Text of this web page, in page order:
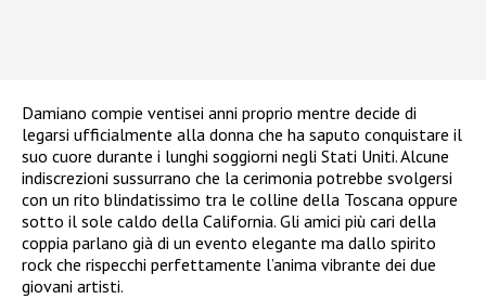
Damiano compie ventisei anni proprio mentre decide di
legarsi ufficialmente alla donna che ha saputo conquistare il
suo cuore durante i lunghi soggiorni negli Stati Uniti. Alcune
indiscrezioni sussurrano che la cerimonia potrebbe svolgersi
con un rito blindatissimo tra le colline della Toscana oppure
sotto il sole caldo della California. Gli amici più cari della
coppia parlano già di un evento elegante ma dallo spirito
rock che rispecchi perfettamente l’anima vibrante dei due
giovani artisti.